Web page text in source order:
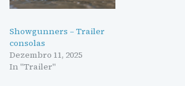
Showgunners – Trailer
consolas
Dezembro 11, 2025
In "Trailer"